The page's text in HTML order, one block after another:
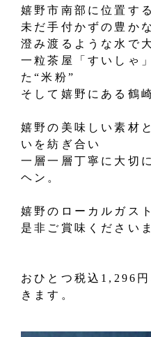
嬉野市南部に位置する
未だ手付かずの豊か
澄み渡るような水で
一粒茶屋「すいしゃ
た“米粉”
そして嬉野にある鶴
嬉野の美味しい素材
いを紡ぎ合い
一層一層丁寧に大切
ヘン。
嬉野のローカルガス
是非ご賞味ください
おひとつ税込1,296
きます。